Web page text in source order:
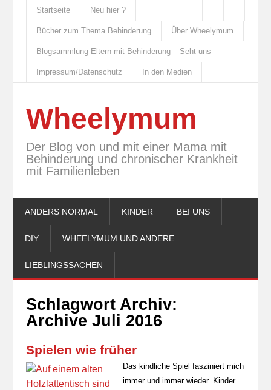
Startseite Neu hier ?
Bücher zum Thema Behinderung Über Wheelymum
Blogsammlung Eltern mit Behinderung – Seht uns
Impressum/Datenschutz In den Medien
Wheelymum
Der Blog von und mit einer Mama mit
Behinderung und chronischer Krankheit
mit Familienleben
ANDERS NORMAL KINDER BEI UNS
DIY WHEELYMUM UND ANDERE
LIEBLINGSSACHEN
Schlagwort Archiv:
Archive Juli 2016
Spielen wie früher
Das kindliche Spiel fasziniert mich
immer und immer wieder. Kinder